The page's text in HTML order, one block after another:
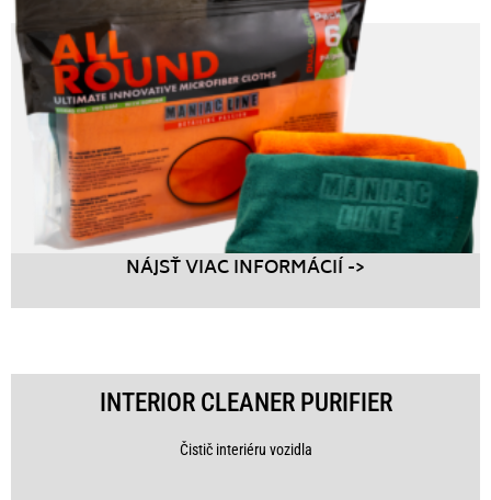
NÁJSŤ VIAC INFORMÁCIÍ ->
INTERIOR CLEANER PURIFIER
Čistič interiéru vozidla